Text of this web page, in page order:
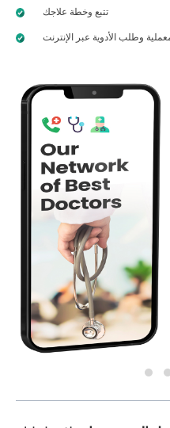
تتبع وخطة علاجك
وطلب الأدوية عبر الإنترنت